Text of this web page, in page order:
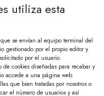
utiliza esta
se envían al equipo terminal del
gestionado por el propio editor y
por el usuario.
de cookies diseñadas para recabar y
accede a una página web.
que bien tratadas por nosotros o
el número de usuarios y así